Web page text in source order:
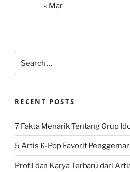
« Mar
RECENT POSTS
7 Fakta Menarik Tentang Grup
5 Artis K-Pop Favorit
Profil dan Karya Terbaru dari